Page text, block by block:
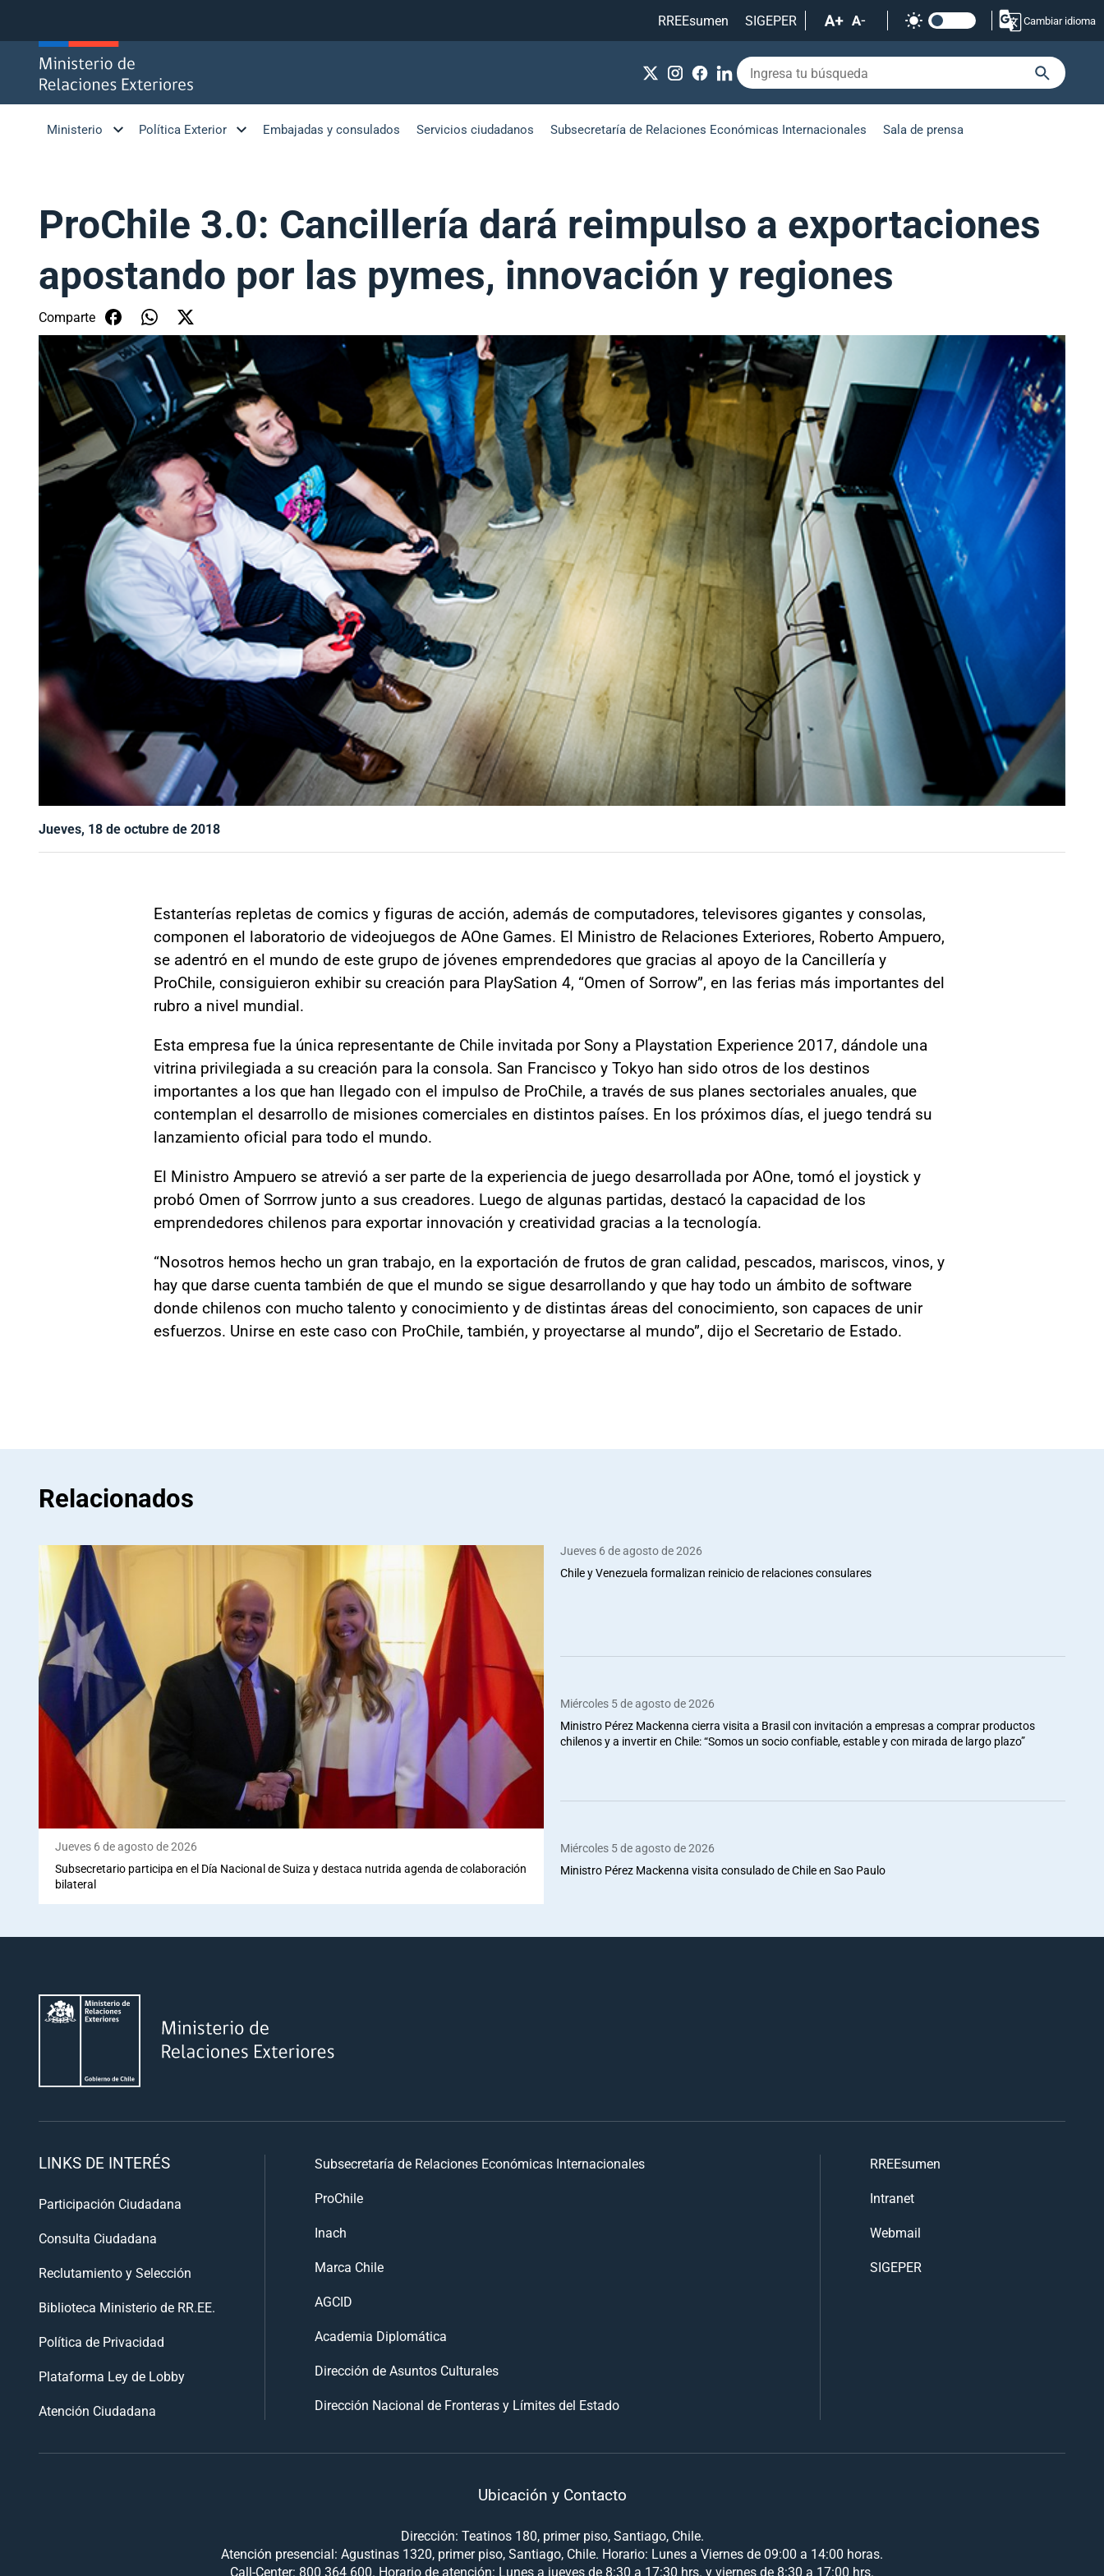
RREEsumen
SIGEPER Cambiar idioma
Ministerio Política Exterior Embajadas y consulados Servicios ciudadanos Subsecretaría de Relaciones Económicas Internacionales Sala de prensa
ProChile 3.0: Cancillería dará reimpulso a exportaciones
apostando por las pymes, innovación y regiones
Comparte
Jueves, 18 de octubre de 2018
Estanterías repletas de comics y figuras de acción, además de computadores, televisores gigantes y consolas,
componen el laboratorio de videojuegos de AOne Games. El Ministro de Relaciones Exteriores, Roberto Ampuero,
se adentró en el mundo de este grupo de jóvenes emprendedores que gracias al apoyo de la Cancillería y
ProChile, consiguieron exhibir su creación para PlaySation 4, “Omen of Sorrow”, en las ferias más importantes del
rubro a nivel mundial.
Esta empresa fue la única representante de Chile invitada por Sony a Playstation Experience 2017, dándole una
vitrina privilegiada a su creación para la consola. San Francisco y Tokyo han sido otros de los destinos
importantes a los que han llegado con el impulso de ProChile, a través de sus planes sectoriales anuales, que
contemplan el desarrollo de misiones comerciales en distintos países. En los próximos días, el juego tendrá su
lanzamiento oficial para todo el mundo.
El Ministro Ampuero se atrevió a ser parte de la experiencia de juego desarrollada por AOne, tomó el joystick y
probó Omen of Sorrrow junto a sus creadores. Luego de algunas partidas, destacó la capacidad de los
emprendedores chilenos para exportar innovación y creatividad gracias a la tecnología.
“Nosotros hemos hecho un gran trabajo, en la exportación de frutos de gran calidad, pescados, mariscos, vinos, y
hay que darse cuenta también de que el mundo se sigue desarrollando y que hay todo un ámbito de software
donde chilenos con mucho talento y conocimiento y de distintas áreas del conocimiento, son capaces de unir
esfuerzos. Unirse en este caso con ProChile, también, y proyectarse al mundo”, dijo el Secretario de Estado.
Relacionados
Jueves 6 de agosto de 2026
Subsecretario participa en el Día Nacional de Suiza y destaca nutrida agenda de colaboración
bilateral
Jueves 6 de agosto de 2026
Chile y Venezuela formalizan reinicio de relaciones consulares
Miércoles 5 de agosto de 2026
Ministro Pérez Mackenna cierra visita a Brasil con invitación a empresas a comprar productos
chilenos y a invertir en Chile: “Somos un socio confiable, estable y con mirada de largo plazo”
Miércoles 5 de agosto de 2026
Ministro Pérez Mackenna visita consulado de Chile en Sao Paulo
LINKS DE INTERÉS
Participación Ciudadana
Consulta Ciudadana
Reclutamiento y Selección
Biblioteca Ministerio de RR.EE.
Política de Privacidad
Plataforma Ley de Lobby
Atención Ciudadana
Subsecretaría de Relaciones Económicas Internacionales
ProChile
Inach
Marca Chile
AGCID
Academia Diplomática
Dirección de Asuntos Culturales
Dirección Nacional de Fronteras y Límites del Estado
RREEsumen
Intranet
Webmail
SIGEPER
Ubicación y Contacto
Dirección: Teatinos 180, primer piso, Santiago, Chile.
Atención presencial: Agustinas 1320, primer piso, Santiago, Chile. Horario: Lunes a Viernes de 09:00 a 14:00 horas.
Call-Center: 800 364 600. Horario de atención: Lunes a jueves de 8:30 a 17:30 hrs. y viernes de 8:30 a 17:00 hrs.